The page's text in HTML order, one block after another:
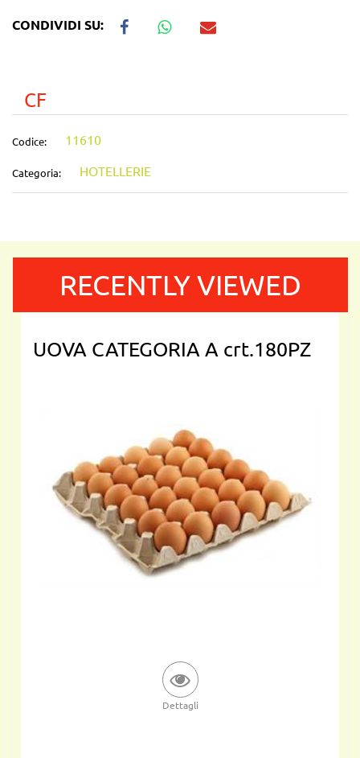
CONDIVIDI SU:
CF
Codice: 11610
Categoria: HOTELLERIE
RECENTLY VIEWED
UOVA CATEGORIA A crt.180PZ
Dettagli